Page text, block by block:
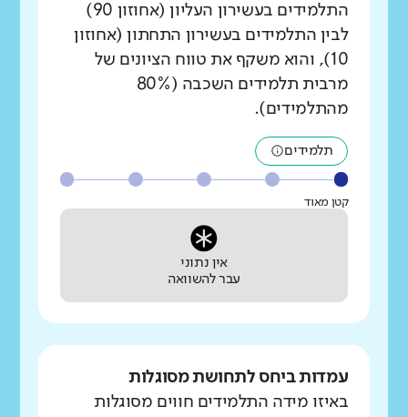
התלמידים בעשירון העליון (אחוזון 90)
לבין התלמידים בעשירון התחתון (אחוזון
10), והוא משקף את טווח הציונים של
מרבית תלמידים השכבה (80%
מהתלמידים).
תלמידים
קטן מאוד
אין נתוני
עבר להשוואה
עמדות ביחס לתחושת מסוגלות
באיזו מידה התלמידים חווים מסוגלות